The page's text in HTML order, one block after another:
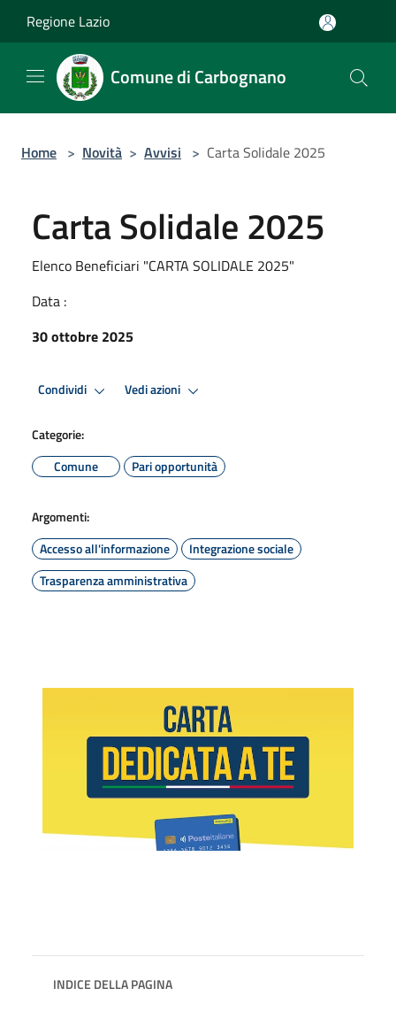
Regione Lazio
Comune di Carbognano
Home > Novità > Avvisi > Carta Solidale 2025
Carta Solidale 2025
Elenco Beneficiari "CARTA SOLIDALE 2025"
Data :
30 ottobre 2025
Condividi Vedi azioni
Categorie:
Comune
Pari opportunità
Argomenti:
Accesso all'informazione
Integrazione sociale
Trasparenza amministrativa
INDICE DELLA PAGINA